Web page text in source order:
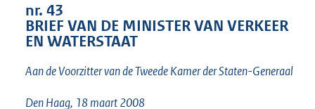
t
t
1
nr. 43
BRIEF VAN DE MINISTER VAN VERKEER
EN WATERSTAAT
Aan de Voorzitter van de Tweede Kamer der Staten-Generaal
Den Haag, 18 maart 2008